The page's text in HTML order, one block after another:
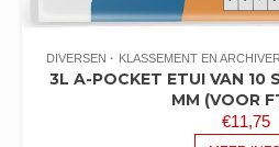
DIVERSEN KLASSEMENT EN
3L A-POCKET ETUI VAN 10
MM (VOOR
€11,75